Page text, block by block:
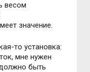
весом
значение.
то установка:
мне нужен
быть